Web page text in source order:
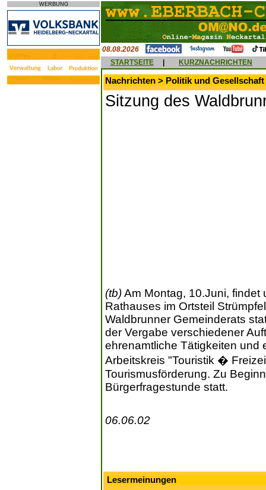
WERBUNG
08.08.2026
STARTSEITE
KURZNACHRICHTEN
Nachrichten > Politik und Gesellschaft
Sitzung des
(tb)Am Montag, 10.Juni, findet
Rathauses im Ortsteil
Waldbrunner Gemeinderats
der Vergabe verschiedener
ehrenamtliche Tätigkeiten und
Arbeitskreis "Touristik �
Tourismusförderung. Zu
Bürgerfragestunde statt.
06.06.02
Lesermeinungen